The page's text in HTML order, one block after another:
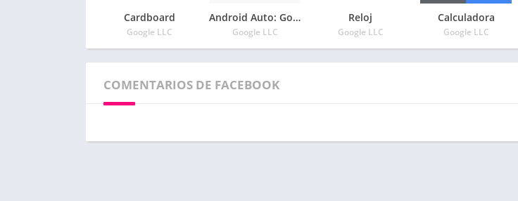
Cardboard
Google LLC
Android Auto: Google Maps, multimedia y mensajería
Google LLC
Reloj
Google LLC
Calculadora
Google LLC
COMENTARIOS DE FACEBOOK